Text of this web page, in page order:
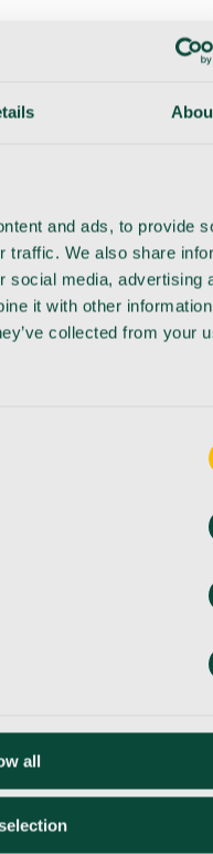
and ads, to provide
traffic. We also share
social media, advertising
it with other
collected from your
all